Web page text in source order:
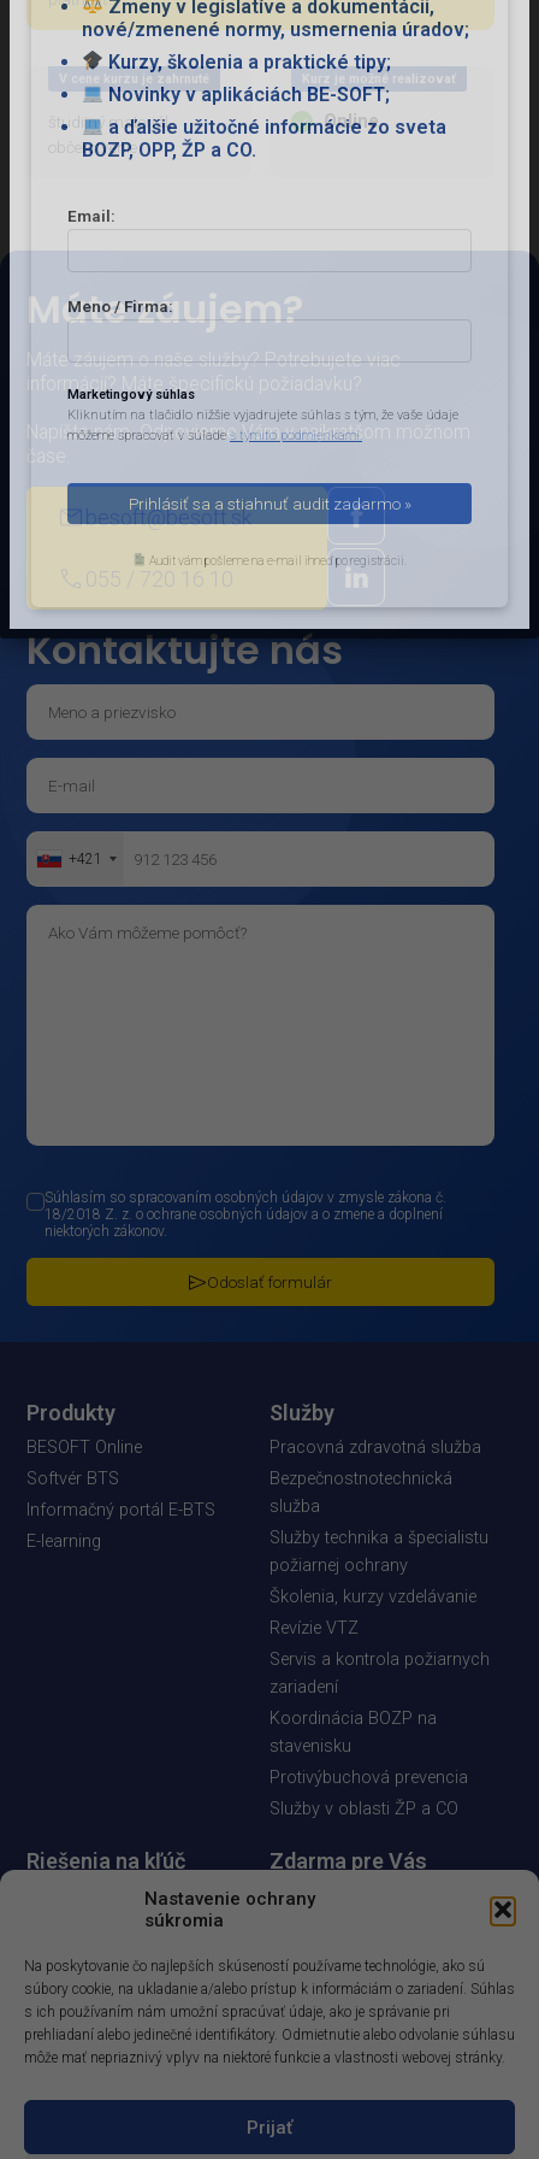
Nastavenie ochrany
súkromia
Na poskytovanie čo najlepších skúseností používame technológie, ako sú
súbory cookie, na ukladanie a/alebo prístup k informáciám o zariadení. Súhlas
s ich používaním nám umožní spracúvať údaje, ako je správanie pri
prehliadaní alebo jedinečné identifikátory. Odmietnutie alebo odvolanie súhlasu
môže mať nepriaznivý vplyv na niektoré funkcie a vlastnosti webovej stránky.
Prijať
V cene kurzu je zahrnuté
študijný materiál,
občerstvenie
Kurz je možné realizovať
Online
Máte záujem?
Máte záujem o naše služby? Potrebujete viac
informácií? Máte špecifickú požiadavku?
Napíšte nám. Odpovieme Vám v najkratšom možnom
čase.
besoft@besoft.sk
055 / 720 16 10
Kontaktujte nás
+421
Súhlasím so spracovaním osobných údajov v zmysle zákona č.
18/2018 Z. z. o ochrane osobných údajov a o zmene a doplnení
niektorých zákonov.
Odoslať formulár
Produkty
BESOFT Online
Softvér BTS
Informačný portál E-BTS
E-learning
Služby
Pracovná zdravotná služba
Bezpečnostnotechnická
služba
Služby technika a špecialistu
požiarnej ochrany
Školenia, kurzy vzdelávanie
Revízie VTZ
Servis a kontrola požiarnych
zariadení
Koordinácia BOZP na
stavenisku
Protivýbuchová prevencia
Služby v oblasti ŽP a CO
Riešenia na kľúč
Posudzovanie rizík
Bezpečnostnotechnická
služba
Vypracovanie dokumentácie
Výkon auditov
Odborné poradenstvo
Zdarma pre Vás
Diskusia - riešenie odborných
Informačný spravodaj
Demoverzia aplikácie
BESOFT Online
Demoverzia E-learningoveho
Zmeny v legislatíve a dokumentácii,
nové/zmenené normy, usmernenia úradov;
Kurzy, školenia a praktické tipy;
Novinky v aplikáciách BE-SOFT;
a ďalšie užitočné informácie zo sveta
BOZP, OPP, ŽP a CO.
Email:
Meno / Firma:
Marketingový súhlas
Kliknutím na tlačidlo nižšie vyjadrujete súhlas s tým, že vaše údaje
môžeme spracovať v súlades týmito podmienkami.
Audit vám pošleme na e-mail ihneď po registrácii.